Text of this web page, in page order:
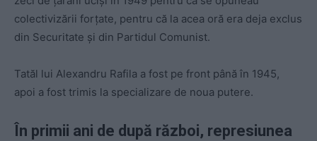
colectivizării forțate, pentru că la acea oră era deja exclus
din Securitate și din Partidul Comunist.
Tatăl lui Alexandru Rafila a fost pe front până în 1945,
apoi a fost trimis la specializare de noua putere.
În primii ani de după război, represiunea